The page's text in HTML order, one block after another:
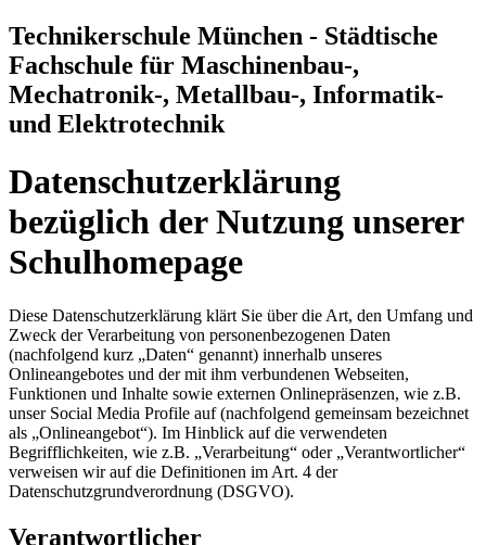
Technikerschule München - Städtische
Fachschule für Maschinenbau-,
Mechatronik-, Metallbau-, Informatik-
und Elektrotechnik
Datenschutzerklärung
bezüglich der Nutzung unserer
Schulhomepage
Diese Datenschutzerklärung klärt Sie über die Art, den Umfang und
Zweck der Verarbeitung von personenbezogenen Daten
(nachfolgend kurz „Daten“ genannt) innerhalb unseres
Onlineangebotes und der mit ihm verbundenen Webseiten,
Funktionen und Inhalte sowie externen Onlinepräsenzen, wie z.B.
unser Social Media Profile auf (nachfolgend gemeinsam bezeichnet
als „Onlineangebot“). Im Hinblick auf die verwendeten
Begrifflichkeiten, wie z.B. „Verarbeitung“ oder „Verantwortlicher“
verweisen wir auf die Definitionen im Art. 4 der
Datenschutzgrundverordnung (DSGVO).
Verantwortlicher